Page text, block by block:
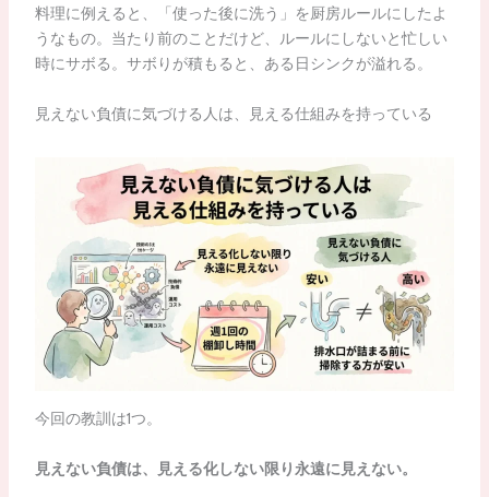
料理に例えると、「使った後に洗う」を厨房ルールにしたよ
うなもの。当たり前のことだけど、ルールにしないと忙しい
時にサボる。サボりが積もると、ある日シンクが溢れる。
見えない負債に気づける人は、見える仕組みを持っている
今回の教訓は1つ。
見えない負債は、見える化しない限り永遠に見えない。